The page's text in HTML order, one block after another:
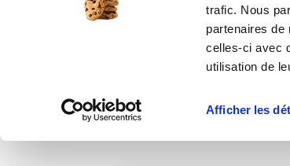
trafic. Nous
partenaires de
celles-ci avec
utilisation de
Afficher les